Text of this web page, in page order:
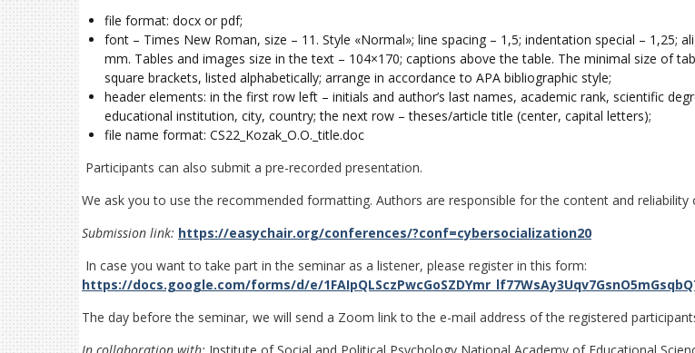
file format: docx or pdf;
font – Times New Roman, size – 11. Style «Normal»; line spacing – 1,5; indentation special – 1,25;
mm. Tables and images size in the text – 104×170; captions above the table. The minimal size of
square brackets, listed alphabetically; arrange in accordance to APA bibliographic style;
header elements: in the first row left – initials and author’s last names, academic rank, scientific
educational institution, city, country; the next row – theses/article title (center, capital letters);
file name format: CS22_Kozak_O.O._title.doc
Participants can also submit a pre-recorded presentation.
We ask you to use the recommended formatting. Authors are responsible for the content and reliability
Submission link: https://easychair.org/conferences/?conf=cybersocialization20
In case you want to take part in the seminar as a listener, please register in this form:
https://docs.google.com/forms/d/e/
The day before the seminar, we will send a Zoom link to the e-mail address of the registered